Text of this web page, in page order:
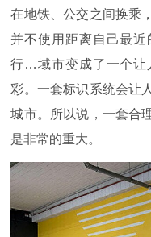
在地铁、公交之间换乘
并不使用距离自己最
行…域市变成了一个让
彩。一套标识系统会让
城市。所以说，一套合
是非常的重大。